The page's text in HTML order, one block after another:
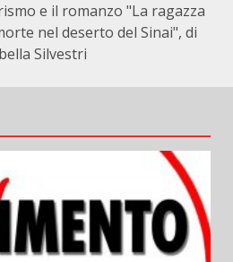
e il romanzo "La ragazza
nel deserto del Sinai", di
Silvestri